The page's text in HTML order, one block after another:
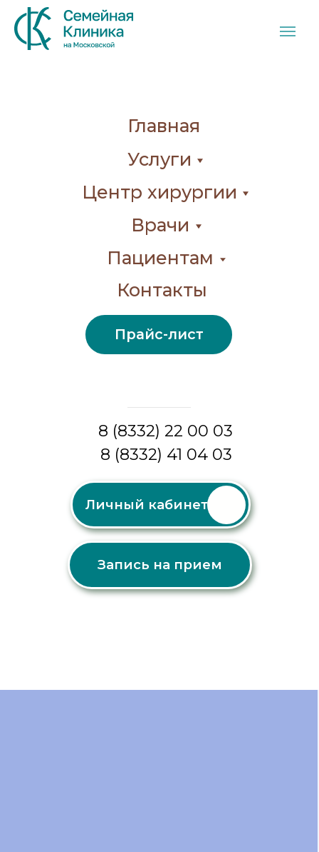
Врачи
Центр хирургии
Пациентам
Контакты
8 (8332) 41 04 03